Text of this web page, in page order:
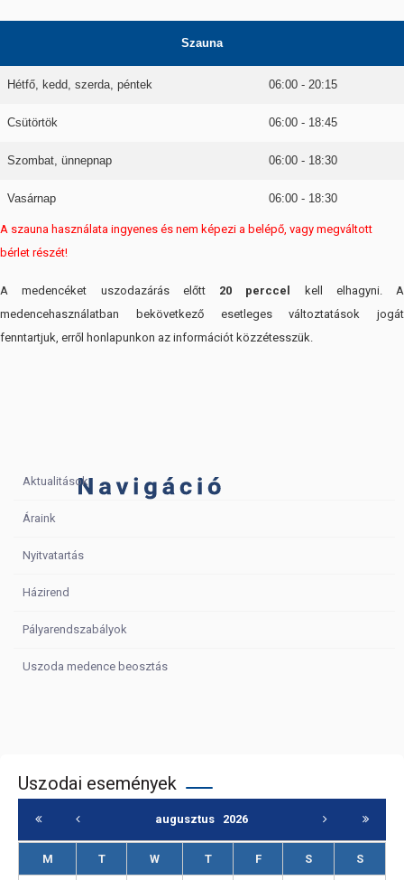
Szauna
Hétfő, kedd, szerda, péntek 06:00 - 20:15
Csütörtök 06:00 - 18:45
Szombat, ünnepnap 06:00 - 18:30
Vasárnap 06:00 - 18:30
A szauna használata ingyenes és nem képezi a belépő, vagy megváltott
bérlet részét!
A medencéket uszodazárás előtt20 perccel
kell elhagyni. A
medencehasználatban bekövetkező esetleges változtatások jogát
fenntartjuk, erről honlapunkon az információt közzétesszük.
Aktualitások
Áraink
Nyitvatartás
Házirend
Pályarendszabályok
Uszoda medence beosztás
Uszodai események
augusztus 2026
M T W T F S S